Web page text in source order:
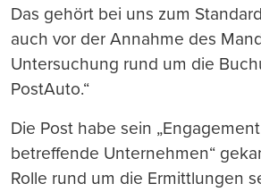
Das gehört bei uns zum
auch vor der Annahme des
Untersuchung rund um die
PostAuto.“
Die Post habe sein
betreffende Unternehmen“
Rolle rund um die Ermittlungen